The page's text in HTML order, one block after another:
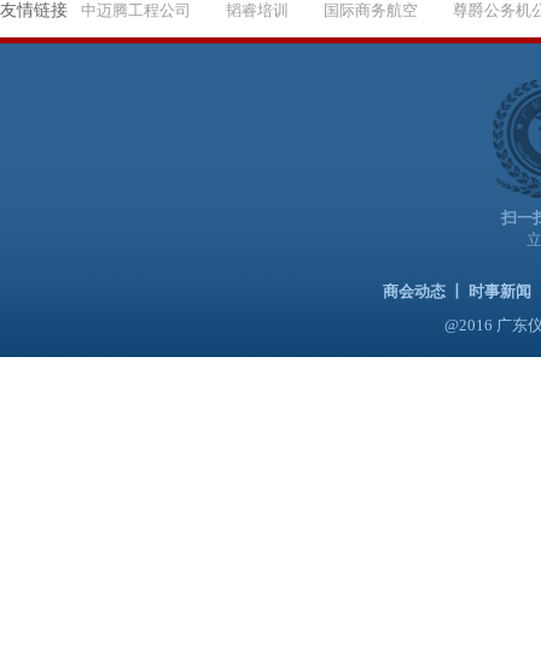
友情链接 中迈腾工程公司 韬睿培训 国际商务航空 尊爵公务机
扫一
商会动态 时事新闻
@2016 广东